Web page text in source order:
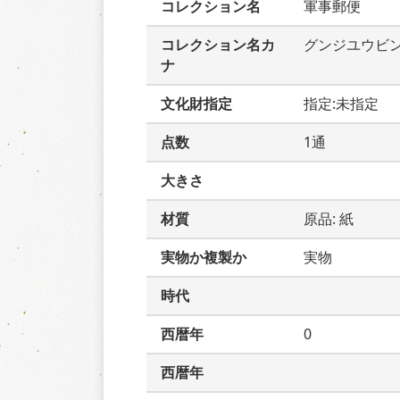
コレクション名
軍事郵便
コレクション名カ
ナ
グンジユウビ
文化財指定
指定:未指定
点数
1通
大きさ
材質
原品: 紙
実物か複製か
実物
時代
西暦年
0
西暦年